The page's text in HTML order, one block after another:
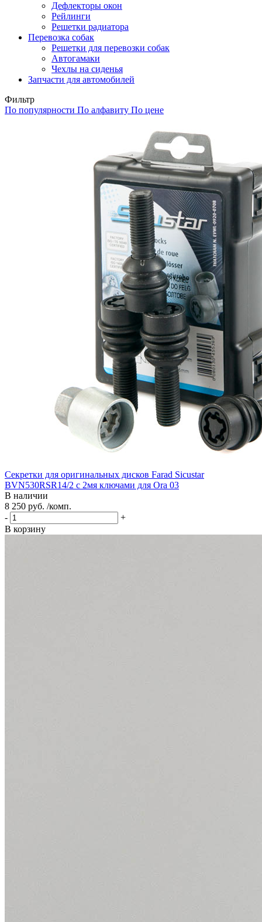
Дефлекторы окон
Рейлинги
Решетки радиатора
Перевозка собак
Решетки для перевозки собак
Автогамаки
Чехлы на сиденья
Запчасти для автомобилей
Фильтр
По популярности По алфавиту По цене
Секретки для оригинальных дисков Farad Sicustar
BVN530RSR14/2 с 2мя ключами для Ora 03
В наличии
8 250 руб. /комп.
-
+
В корзину